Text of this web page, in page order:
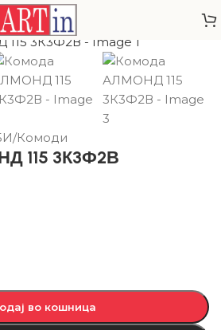
/Комоди
115 3К3Ф2В
во кошница